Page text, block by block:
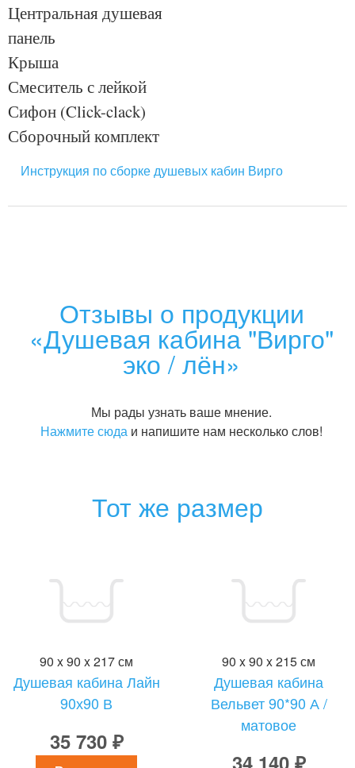
Центральная душевая
панель
Крыша
Смеситель с лейкой
Сифон (Click-clack)
Сборочный комплект
Инструкция по сборке душевых кабин Вирго
Отзывы о продукции
«Душевая кабина "Вирго"
эко / лён»
Мы рады узнать ваше мнение.
Нажмите сюда и напишите нам несколько слов!
Тот же размер
90 x 90 x 217 см
Душевая кабина Лайн
90х90 В
35 730 ₽
90 x 90 x 215 см
Душевая кабина
Вельвет 90*90 А /
матовое
34 140 ₽